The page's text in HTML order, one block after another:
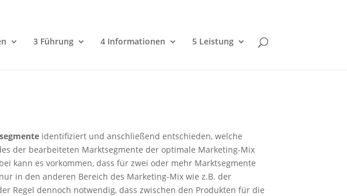
3 Führung 4 Informationen 5 Leistung
identifiziert und anschließend entschieden, welche
der bearbeiteten Marktsegmente der optimale Marketing-Mix
kann es vorkommen, dass für zwei oder mehr Marktsegmente
in den anderen Bereich des Marketing-Mix wie z.B. der
Regel dennoch notwendig, dass zwischen den Produkten für die